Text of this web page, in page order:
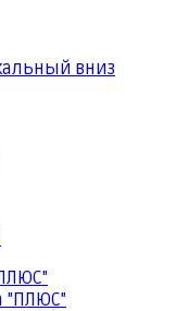
вниз
"ПЛЮС"